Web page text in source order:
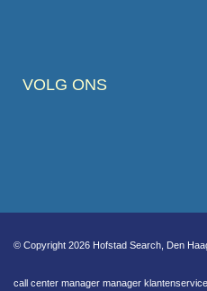
VOLG ONS
© Copyright 2026 Hofstad Search, Den
call center manager manager